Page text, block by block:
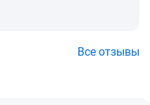
Все отзывы